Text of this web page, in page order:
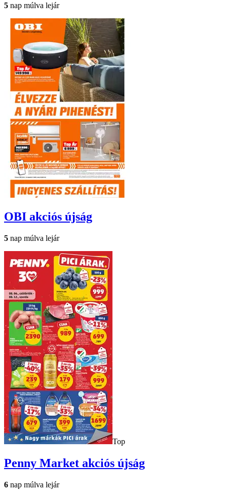
5 nap múlva lejár
OBI akciós újság
5 nap múlva lejár
Top
Penny Market akciós újság
6 nap múlva lejár